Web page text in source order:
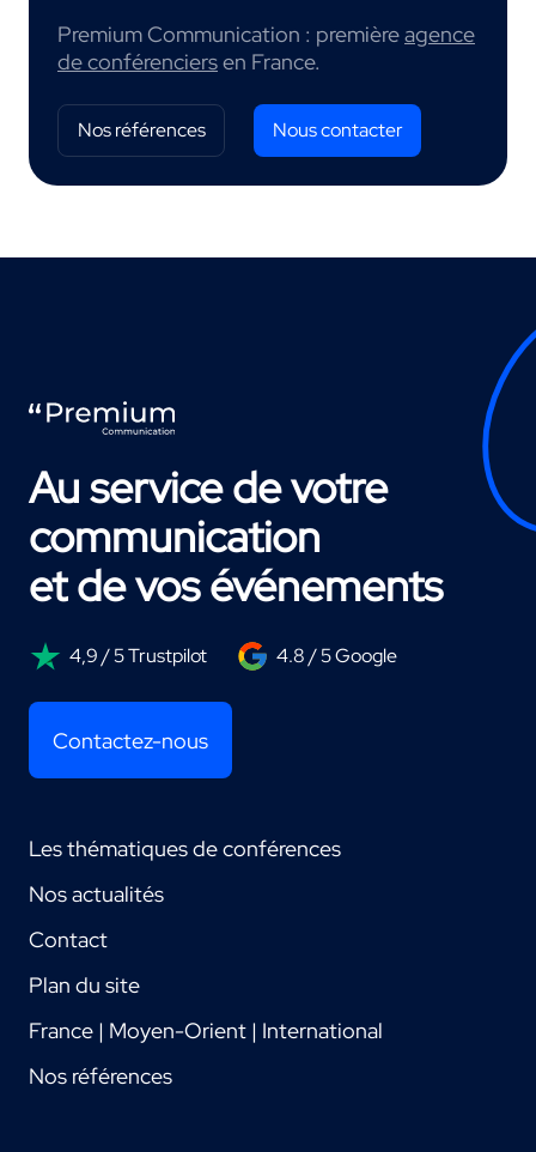
Premium Communication : premièreagence
de conférenciersen France.
Nos références Nous contacter
Au service de votre
communication
et de vos événements
4,9 / 5 Trustpilot 4.8 / 5 Google
Contactez-nous
Les thématiques de conférences
Nos actualités
Contact
Plan du site
France | Moyen-Orient | International
Nos références